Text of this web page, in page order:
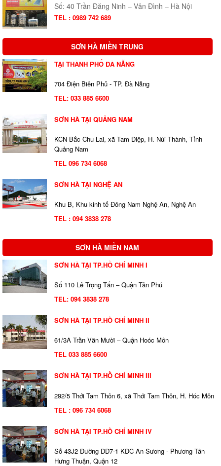
Số: 40 Trần Đăng Ninh – Vân Đình – Hà Nội
TEL : 0989 742 689
SƠN HÀ MIỀN TRUNG
TẠI THÀNH PHỐ ĐÀ NẴNG
704 Điện Biên Phủ - TP. Đà Nẵng
TEL: 033 885 6600
SƠN HÀ TẠI QUẢNG NAM
KCN Bắc Chu Lai, xã Tam Điệp, H. Núi Thành, Tỉnh
Quảng Nam
TEL 096 734 6068
SƠN HÀ TẠI NGHỆ AN
Khu B, Khu kinh tế Đông Nam Nghệ An, Nghệ An
TEL : 094 3838 278
SƠN HÀ MIỀN NAM
SƠN HÀ TẠI TP.HỒ CHÍ MINH I
Số 110 Lê Trọng Tấn – Quận Tân Phú
TEL: 094 3838 278
SƠN HÀ TẠI TP.HỒ CHÍ MINH II
61/3A Trần Văn Mười – Quận Hoóc Môn
TEL 033 885 6600
SƠN HÀ TẠI TP.HỒ CHÍ MINH III
292/5 Thới Tam Thôn 6, xã Thới Tam Thôn, H. Hóc Môn
TEL : 096 734 6068
SƠN HÀ TẠI TP.HỒ CHÍ MINH IV
Số 43J2 Đường DD7-1 KDC An Sương - Phương Tân
Hưng Thuận, Quận 12